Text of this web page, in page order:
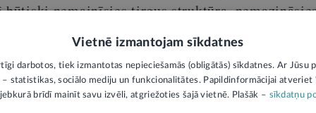
būtiski nemainīsies tirgus struktūra,
vai nenostiprināsies dominējošais stāvoklis
tirgos Latvijā, tāpēc apvienošanās darījums ir
samazināšanos uzņēmumu
Vietnē izmantojam sīkdatnes
darbotos, tiek izmantotas nepieciešamās (obligātās) sīkdatnes. Ar Jūsu
statistikas, sociālo mediju un funkcionalitātes. Papildinformācijai atveriet
brīdī mainīt savu izvēli, atgriežoties šajā vietnē. Plašāk – sīkdatņu